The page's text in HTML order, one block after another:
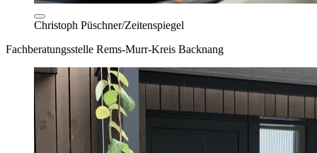
Christoph Püschner/Zeitenspiegel
Fachberatungsstelle Rems-Murr-Kreis Backnang